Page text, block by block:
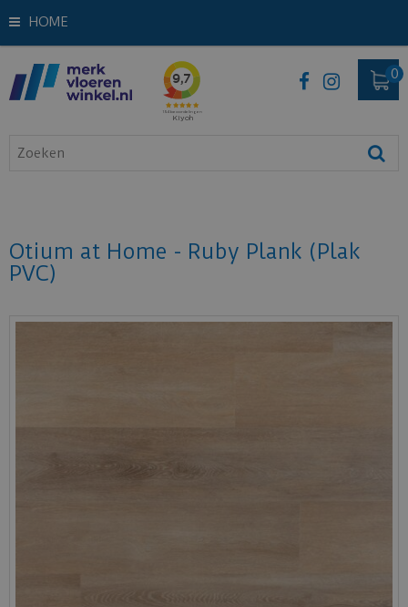
HOME
Otium at Home - Ruby Plank (Plak
PVC)